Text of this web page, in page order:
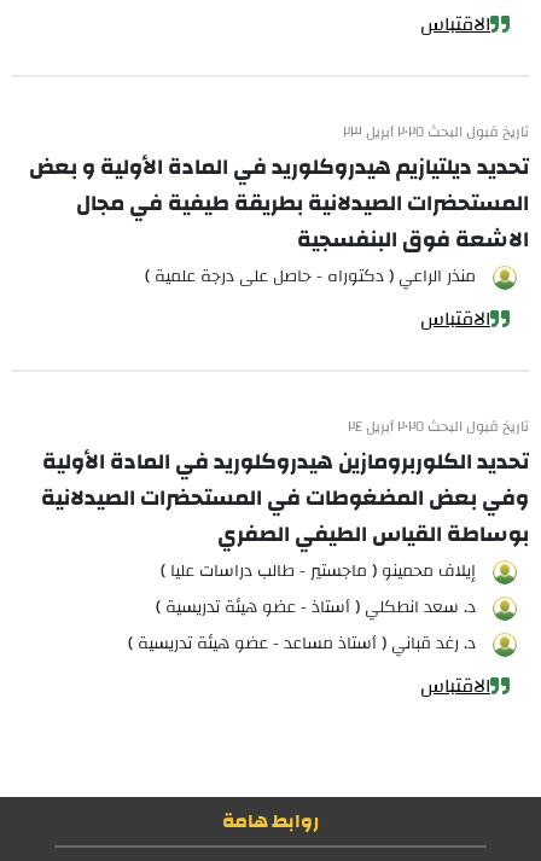
الاقتباس
تاريخ قبول البحث ٢٠٢٥ أبريل ٢٣
تحديد ديلتيازيم هيدروكلوريد في المادة الأولية و بعض
المستحضرات الصيدلانية بطريقة طيفية في مجال
الاشعة فوق البنفسجية
منذر الراعي ( دكتوراه - حاصل على درجة علمية )
الاقتباس
تاريخ قبول البحث ٢٠٢٥ أبريل ٢٤
تحديد الكلوربرومازين هيدروكلوريد في المادة الأولية
وفي بعض المضغوطات في المستحضرات الصيدلانية
بوساطة القياس الطيفي الصفري
إيلاف محمينو ( ماجستير - طالب دراسات عليا )
د. سعد انطكلي ( أستاذ - عضو هيئة تدريسية )
د. رغد قباني ( أستاذ مساعد - عضو هيئة تدريسية )
الاقتباس
روابط هامة